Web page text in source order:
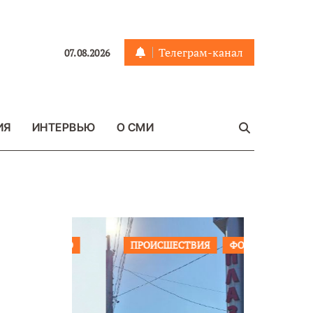
07.08.2026 Телеграм-канал
ИНТЕРВЬЮ О СМИ
ПРОИСШЕСТВИЯ ФОТО